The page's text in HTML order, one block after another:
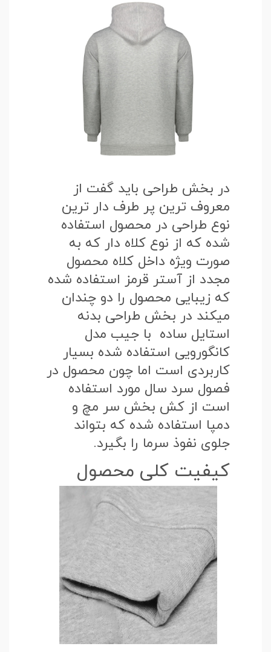
در بخش طراحی باید گفت از
معروف ترین پر طرف دار ترین
نوع طراحی در محصول استفاده
شده که از نوع کلاه دار که به
صورت ویژه داخل کلاه محصول
مجدد از آستر قرمز استفاده شده
که زیبایی محصول را دو چندان
میکند در بخش طراحی بدنه
استایل ساده با جیب مدل
کانگورویی استفاده شده بسیار
کاربردی است اما چون محصول در
فصول سرد سال مورد استفاده
است از کش بخش سر مچ و
دمپا استفاده شده که بتواند
جلوی نفوذ سرما را بگیرد.
کیفیت کلی محصول